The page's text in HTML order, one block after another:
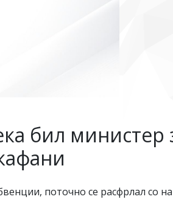
бил министер
поточно се расфрлал со